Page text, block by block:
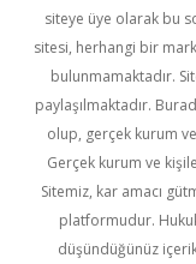
siteye üye olarak bu
sitesi, herhangi bir
bulunmamaktadır.
paylaşılmaktadır.
olup, gerçek kurum
Gerçek kurum ve
Sitemiz, kar amacı
platformudur.
düşündüğünüz